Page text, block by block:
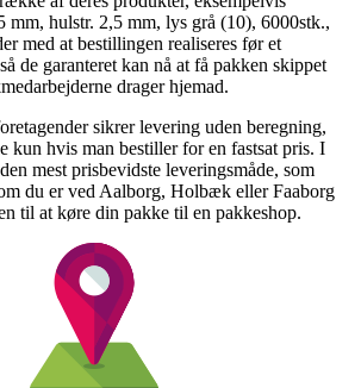
mm, hulstr. 2,5 mm, lys grå (10), 6000stk.,
med at bestillingen realiseres før et
de garanteret kan nå at få pakken skippet
drager hjemad.
sikrer levering uden beregning,
kun hvis man bestiller for en fastsat pris. I
mest prisbevidste leveringsmåde, som
du er ved Aalborg, Holbæk eller Faaborg
til at køre din pakke til en pakkeshop.